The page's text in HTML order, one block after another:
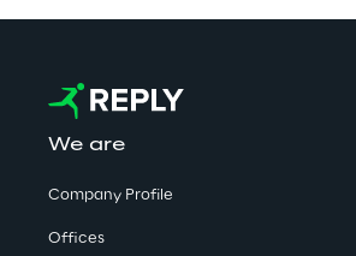
We are
Company Profile
Offices